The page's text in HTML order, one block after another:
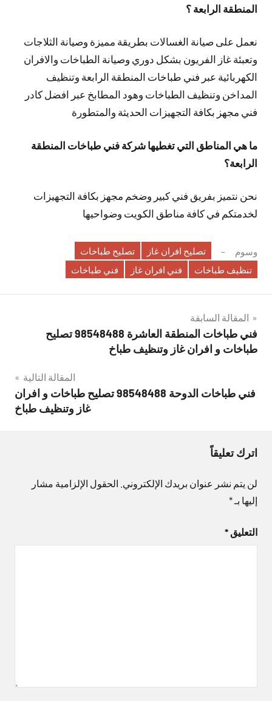
المنطقة الرابعة ؟
نعمل على صيانة الغسالات بطريقة مميزة وصيانة الثلاجات
وتعبئة غاز الفريون بشكل دوري وصيانة الطباخات والافران
الكهربائية عبر فني طباخات المنطقة الرابعة وتنظيف
المداخن وتنظيف الطباخات وهود المطابخ عبر افضل كادر
فني مجهز بكافة التجهيزات الحديثة والمتطورة
ما هي المناطق التي تغطيها شركة فني طباخات المنطقة
الرابعة؟
نحن نتميز بفريق فني كبير وضخم مجهز بكافة التجهيزات
لخدمتكم في كافة مناطق الكويت وضواحيها
وسوم تصليح افران غاز
تصليح طباخات
تنظيف طباخات
فني افران غاز فني طباخات
تصفّح
المقالات
المقالة السابقة
فني طباخات المنطقة العاشرة 98548488 تصليح
طباخات و افران غاز وتنظيف طباخ
المقالة التالية
فني طباخات الدوحة 98548488 تصليح طباخات و افران
غاز وتنظيف طباخ
اترك تعليقاً
لن يتم نشر عنوان بريدك الإلكتروني. الحقول الإلزامية مشار
إليها بـ*
التعليق *